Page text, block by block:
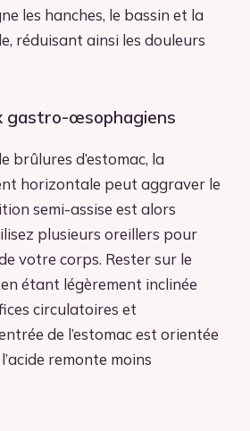
les hanches, le bassin et la
réduisant ainsi les douleurs
gastro-œsophagiens
brûlures d’estomac, la
horizontale peut aggraver le
semi-assise est alors
plusieurs oreillers pour
votre corps. Rester sur le
étant légèrement inclinée
circulatoires et
de l’estomac est orientée
remonte moins